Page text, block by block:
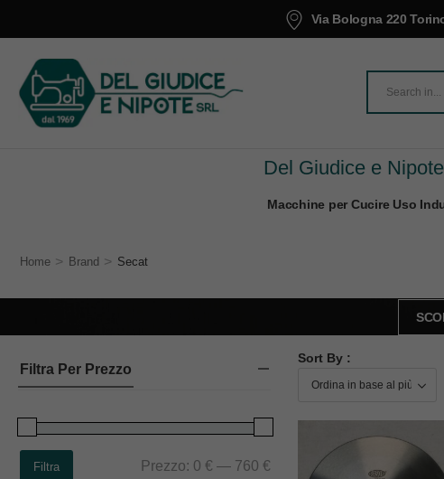
Via Bologna 220
Del Giudice e
Macchine per Cucire Uso
Home > Brand > Secat
Filtra Per Prezzo
Filtra Prezzo: 0 € — 760 €
Sort By :